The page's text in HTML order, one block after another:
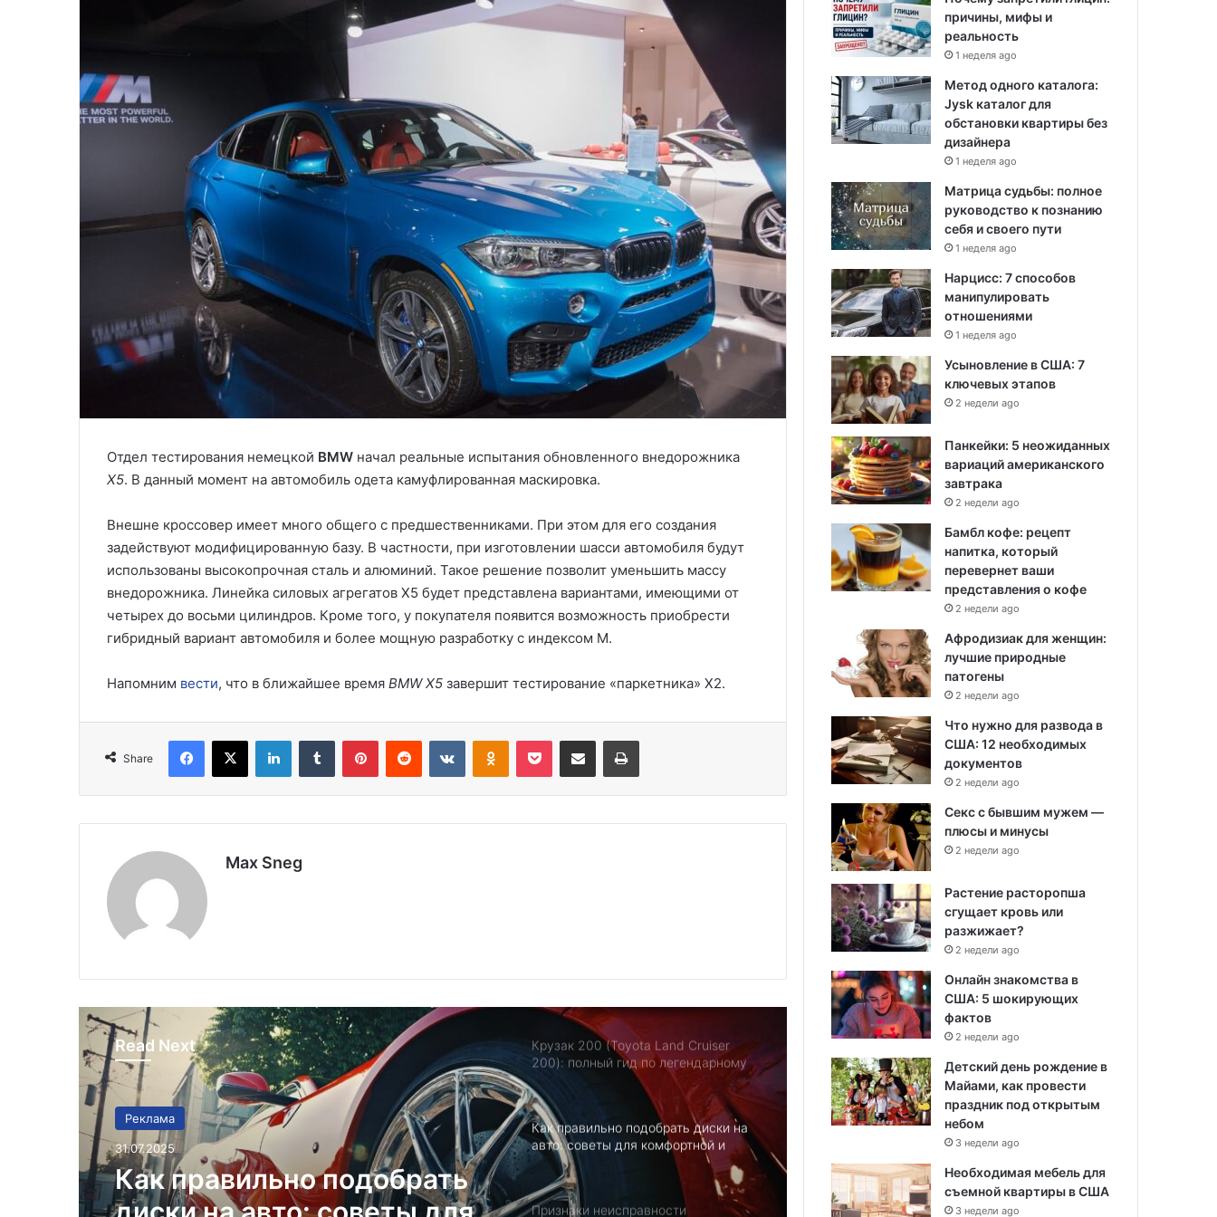
Отдел тестирования немецкой BMW начал реальные испытания обновленного внедорожника
X5. В данный момент на автомобиль одета камуфлированная маскировка.
Внешне кроссовер имеет много общего с предшественниками. При этом для его создания
задействуют модифицированную базу. В частности, при изготовлении шасси автомобиля будут
использованы высокопрочная сталь и алюминий. Такое решение позволит уменьшить массу
внедорожника. Линейка силовых агрегатов X5 будет представлена вариантами, имеющими от
четырех до восьми цилиндров. Кроме того, у покупателя появится возможность приобрести
гибридный вариант автомобиля и более мощную разработку с индексом M.
Напомним вести, что в ближайшее время BMW X5 завершит тестирование «паркетника» X2.
Share
Max Sneg
Read Next
Реклама
31.07.2025
Как правильно подобрать
Три четверти американцев боятся
Электромобили — больше не
Polo выбрать: Trendline, Comfortline
Крузак 200 (Toyota Land Cruiser
200): полный гид по легендарному
Как правильно подобрать диски на
авто: советы для комфортной и
безопасной езды
Признаки неисправности
причины, мифы и
реальность
1 неделя ago
Метод одного каталога:
Jysk каталог для
обстановки квартиры без
дизайнера
1 неделя ago
Матрица судьбы: полное
руководство к познанию
себя и своего пути
1 неделя ago
Нарцисс: 7 способов
манипулировать
отношениями
1 неделя ago
Усыновление в США: 7
ключевых этапов
2 недели ago
Панкейки: 5 неожиданных
вариаций американского
завтрака
2 недели ago
Бамбл кофе: рецепт
напитка, который
перевернет ваши
представления о кофе
2 недели ago
Афродизиак для женщин:
лучшие природные
патогены
2 недели ago
Что нужно для развода в
США: 12 необходимых
документов
2 недели ago
Секс с бывшим мужем —
плюсы и минусы
2 недели ago
Растение расторопша
сгущает кровь или
разжижает?
2 недели ago
Онлайн знакомства в
США: 5 шокирующих
фактов
2 недели ago
Детский день рождение в
Майами, как провести
праздник под открытым
небом
3 недели ago
Необходимая мебель для
съемной квартиры в США
3 недели ago